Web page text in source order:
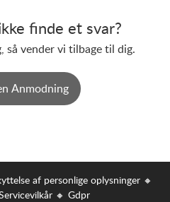
finde et svar?
så vender vi tilbage til dig.
Anmodning
af personlige oplysninger 🔸
🔸 Gdpr